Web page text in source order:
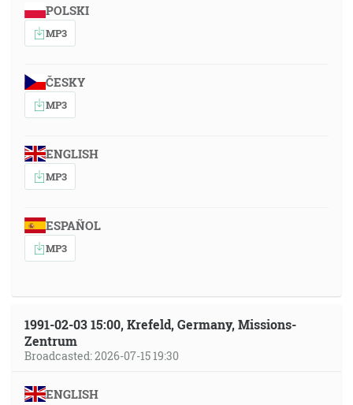
POLSKI
MP3
ČESKY
MP3
ENGLISH
MP3
ESPAÑOL
MP3
1991-02-03 15:00, Krefeld, Germany, Missions-
Zentrum
Broadcasted: 2026-07-15 19:30
ENGLISH